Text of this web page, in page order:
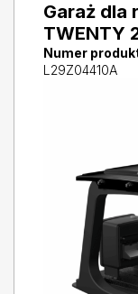
Garaż dla
TWENTY
Numer
L29Z04410A